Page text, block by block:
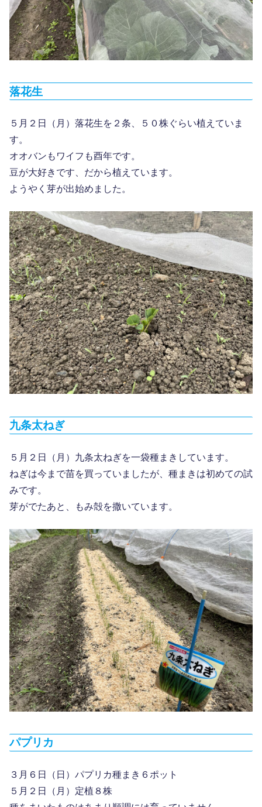
落花生
５月２日（月）落花生を２条、５０株ぐらい植えていま
す。
オオバンもワイフも酉年です。
豆が大好きです、だから植えています。
ようやく芽が出始めました。
九条太ねぎ
５月２日（月）九条太ねぎを一袋種まきしています。
ねぎは今まで苗を買っていましたが、種まきは初めての試
みです。
芽がでたあと、もみ殻を撒いています。
パプリカ
３月６日（日）パプリカ種まき６ポット
５月２日（月）定植８株